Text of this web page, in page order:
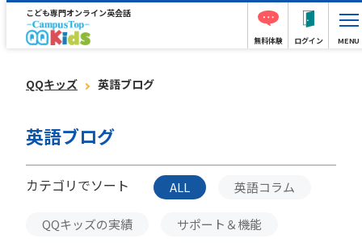
こども専門オンライン英会話
無料体験 ログイン MENU
QQキッズ 英語ブログ
英語ブログ
カテゴリでソート ALL 英語コラム
QQキッズの実績 サポート＆機能